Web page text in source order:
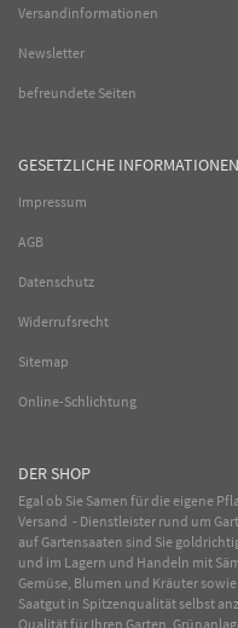
Versandinformationen
Newsletter
befreundete Seiten
GESETZLICHE INFORMATIONEN
Impressum
AGB
Datenschutz
Widerrufsrecht
Sitemap
Online-Schlichtung
DER SHOP
Egal ob Sie Samen für die eigene
Versand - Dienstleister rund um
auf Gartensaaten sind Sie
und im Lagern und Handeln mit
Gemüse, Blumen und Kräuter
Saatgut in Spitzenqualität selbst
Qualität für Ihren Garten,